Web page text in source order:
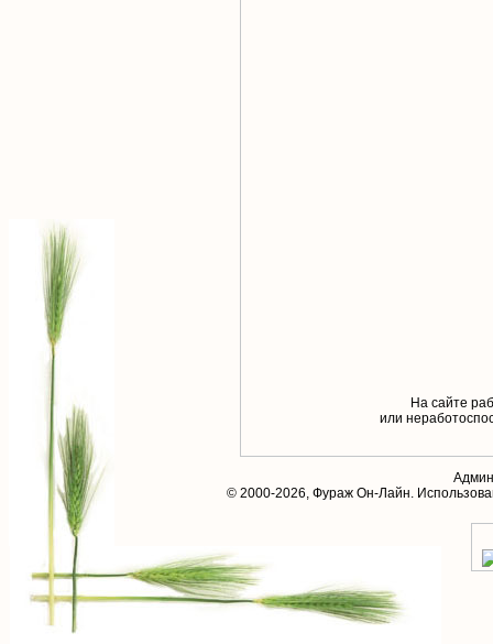
На сайте
или
© 2000-2026, Фураж Он-Лайн.